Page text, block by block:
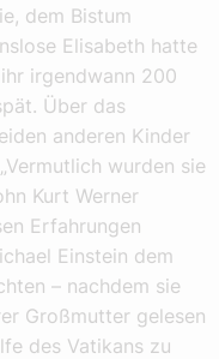
dem Bistum
Elisabeth hatte
irgendwann 200
Über das
anderen Kinder
wurden sie
Kurt Werner
Erfahrungen
Einstein dem
– nachdem sie
Großmutter gelesen
des Vatikans zu